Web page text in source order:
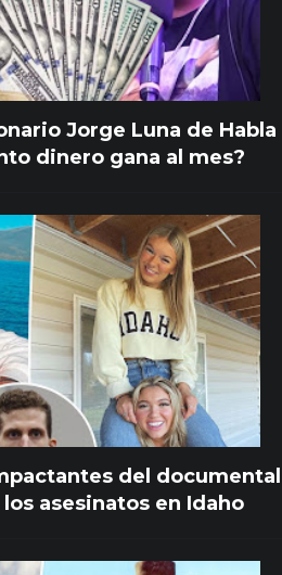
Jorge Luna de Habla
dinero gana al mes?
del documental
asesinatos en Idaho